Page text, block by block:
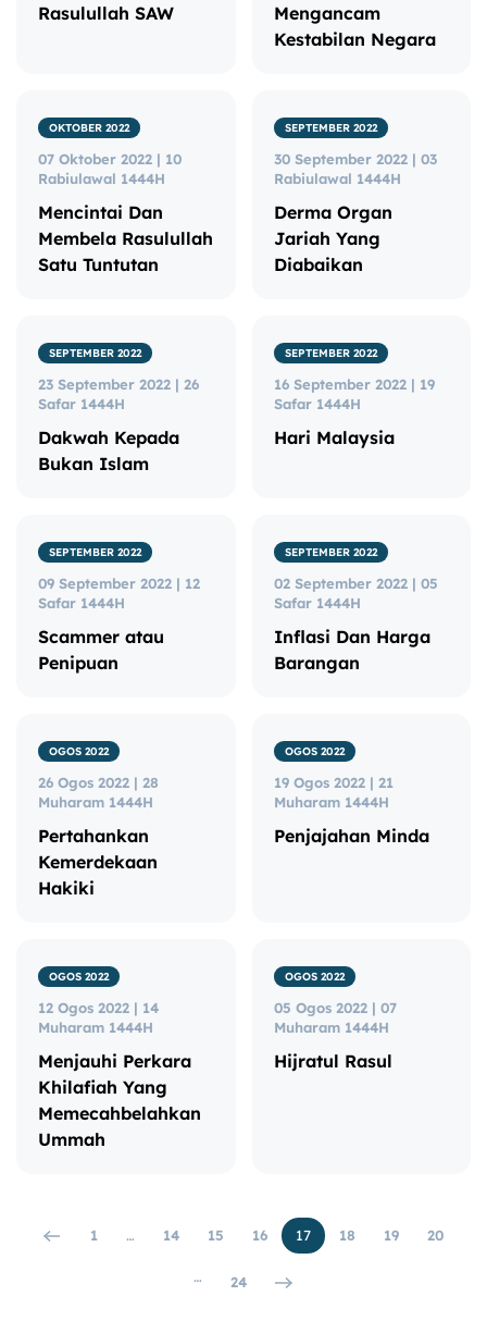
Rasulullah SAW
Mengancam
Kestabilan Negara
OKTOBER 2022
07 Oktober 2022 | 10
Rabiulawal 1444H
Mencintai Dan
Membela Rasulullah
Satu Tuntutan
SEPTEMBER 2022
30 September 2022 | 03
Rabiulawal 1444H
Derma Organ
Jariah Yang
Diabaikan
SEPTEMBER 2022
23 September 2022 | 26
Safar 1444H
Dakwah Kepada
Bukan Islam
SEPTEMBER 2022
16 September 2022 | 19
Safar 1444H
Hari Malaysia
SEPTEMBER 2022
09 September 2022 | 12
Safar 1444H
Scammer atau
Penipuan
SEPTEMBER 2022
02 September 2022 | 05
Safar 1444H
Inflasi Dan Harga
Barangan
OGOS 2022
26 Ogos 2022 | 28
Muharam 1444H
Pertahankan
Kemerdekaan
Hakiki
OGOS 2022
19 Ogos 2022 | 21
Muharam 1444H
Penjajahan Minda
OGOS 2022
12 Ogos 2022 | 14
Muharam 1444H
Menjauhi Perkara
Khilafiah Yang
Memecahbelahkan
Ummah
OGOS 2022
05 Ogos 2022 | 07
Muharam 1444H
Hijratul Rasul
1 … 14 15 16 17 18 19 20
… 24